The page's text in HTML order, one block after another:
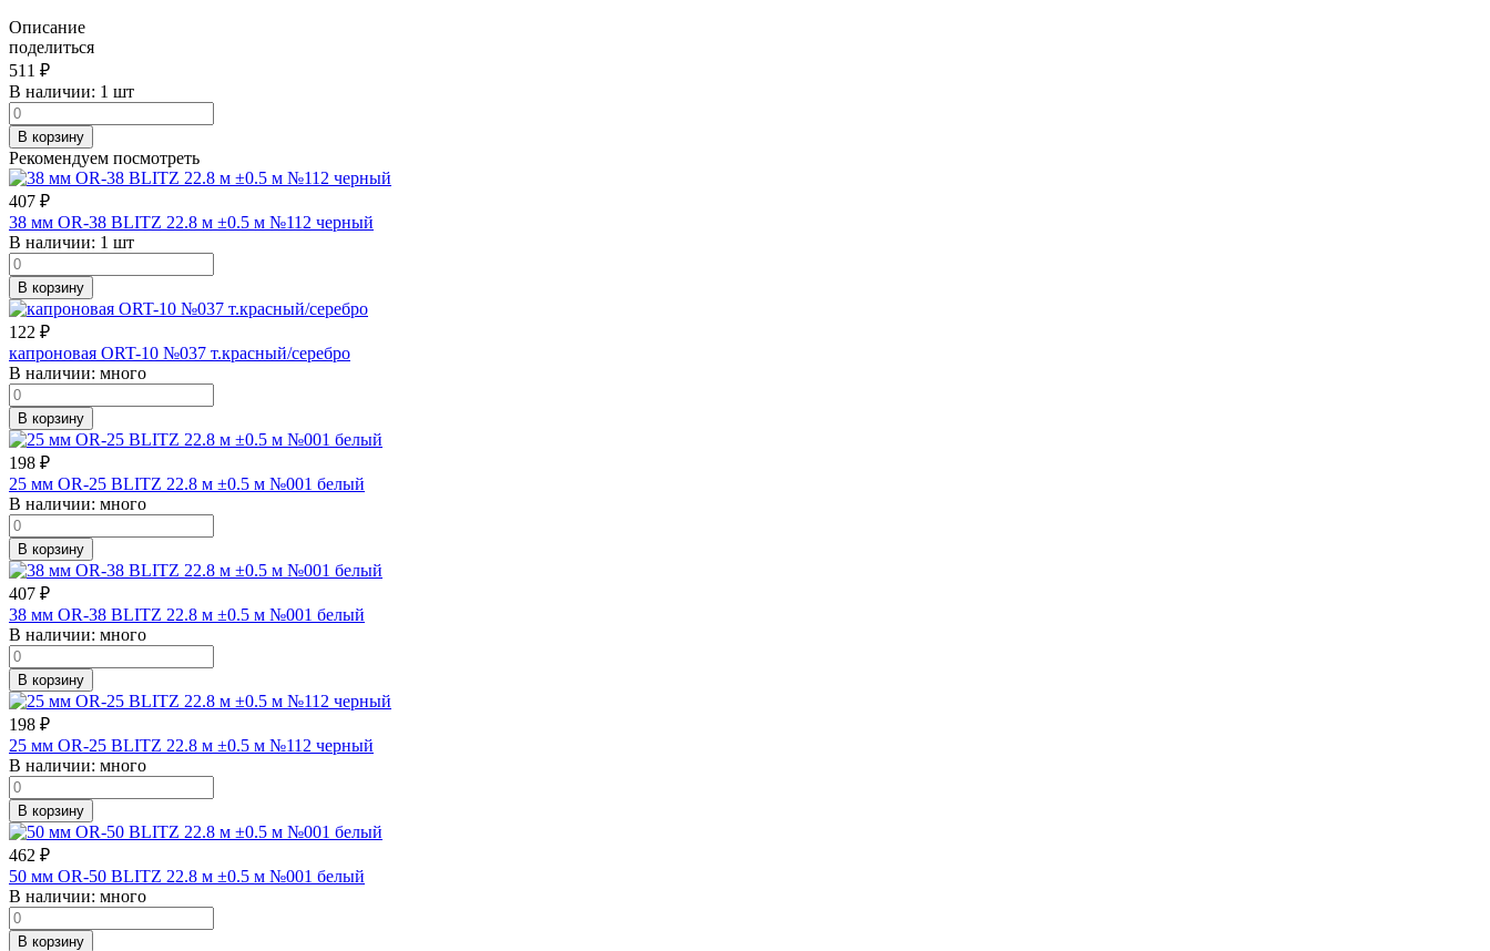
Описание
поделиться
511 ₽
В наличии: 1 шт
В корзину
Рекомендуем посмотреть
407 ₽
38 мм OR-38 BLITZ 22.8 м ±0.5 м №112 черный
В наличии: 1 шт
В корзину
122 ₽
капроновая ORT-10 №037 т.красный/серебро
В наличии: много
В корзину
198 ₽
25 мм OR-25 BLITZ 22.8 м ±0.5 м №001 белый
В наличии: много
В корзину
407 ₽
38 мм OR-38 BLITZ 22.8 м ±0.5 м №001 белый
В наличии: много
В корзину
198 ₽
25 мм OR-25 BLITZ 22.8 м ±0.5 м №112 черный
В наличии: много
В корзину
462 ₽
50 мм OR-50 BLITZ 22.8 м ±0.5 м №001 белый
В наличии: много
В корзину